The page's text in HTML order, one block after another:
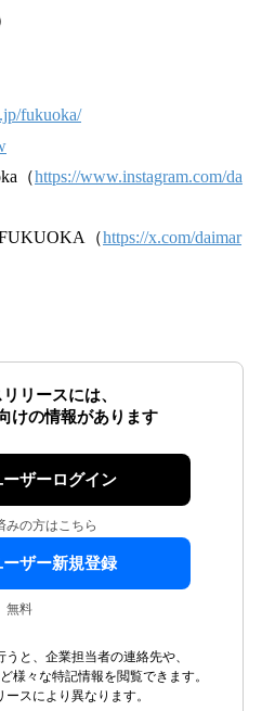
fukuoka/
（https://www.instagram.com/da
（https://x.com/daimar
リースには、
けの情報があります
ザーログイン
みの方はこちら
ザー新規登録
無料
と、企業担当者の連絡先や、
様々な特記情報を閲覧できます。
スにより異なります。